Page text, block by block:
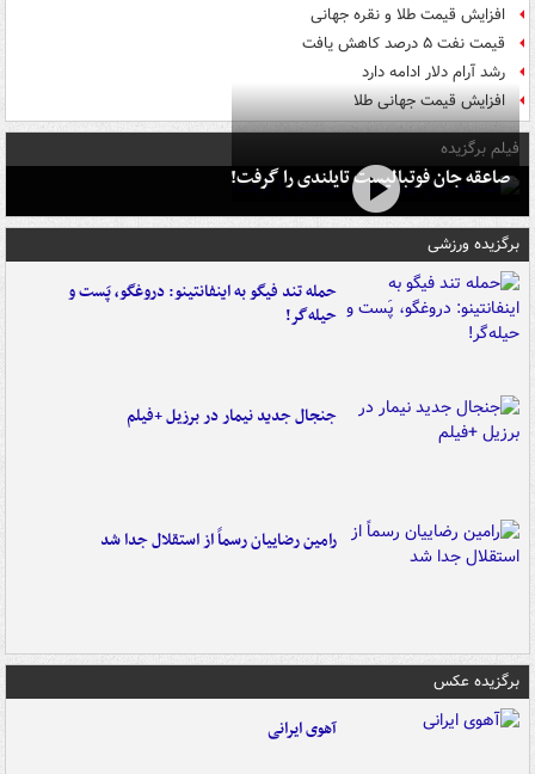
افزایش قیمت طلا و نقره جهانی
قیمت نفت ۵ درصد کاهش یافت
رشد آرام دلار ادامه دارد
افزایش قیمت جهانی طلا
فیلم برگزیده
صاعقه جان فوتبالیست تایلندی را گرفت!
برگزیده ورزشی
حمله تند فیگو به اینفانتینو: دروغگو، پَست‌ و
حیله‌گر!
جنجال جدید نیمار در برزیل +فیلم
رامین رضاییان رسماً از استقلال جدا شد
برگزیده عکس
آهوی ایرانی